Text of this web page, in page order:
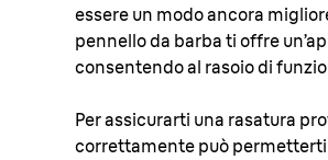
essere un modo ancora
pennello da barba ti offre
consentendo al rasoio di
Per assicurarti una rasatura
correttamente può